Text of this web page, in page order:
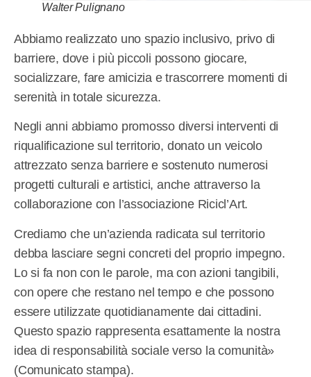
Walter Pulignano
Abbiamo realizzato uno spazio inclusivo, privo di
barriere, dove i più piccoli possono giocare,
socializzare, fare amicizia e trascorrere momenti di
serenità in totale sicurezza.
Negli anni abbiamo promosso diversi interventi di
riqualificazione sul territorio, donato un veicolo
attrezzato senza barriere e sostenuto numerosi
progetti culturali e artistici, anche attraverso la
collaborazione con l’associazione Ricicl’Art.
Crediamo che un’azienda radicata sul territorio
debba lasciare segni concreti del proprio impegno.
Lo si fa non con le parole, ma con azioni tangibili,
con opere che restano nel tempo e che possono
essere utilizzate quotidianamente dai cittadini.
Questo spazio rappresenta esattamente la nostra
idea di responsabilità sociale verso la comunità»
(Comunicato stampa).